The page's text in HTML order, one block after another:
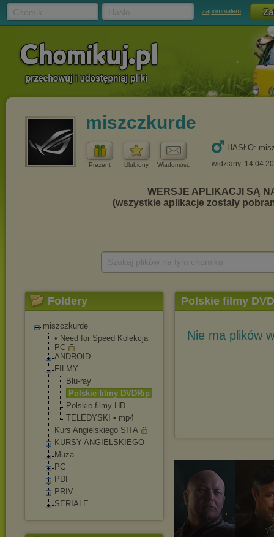
zapomniałem
miszczkurde
Prezent Ulubiony Wiadomość
HASŁO:
widziany:
Foldery
miszczkurde
• Need for Speed Kolekcja
PC
ANDROID
FILMY
Blu-ray
Polskie filmy DVDRip
Polskie filmy HD
TELEDYSKI • mp4
Kurs Angielskiego SITA
KURSY ANGIELSKIEGO
Muza
PC
PDF
PRIV
SERIALE
Polskie filmy
Nie ma plików